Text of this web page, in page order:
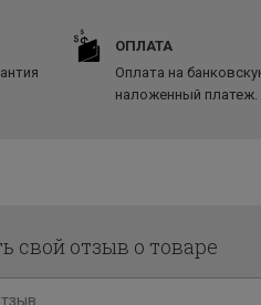
ОПЛАТА
Оплата на
наложенный платеж.
свой отзыв о товаре